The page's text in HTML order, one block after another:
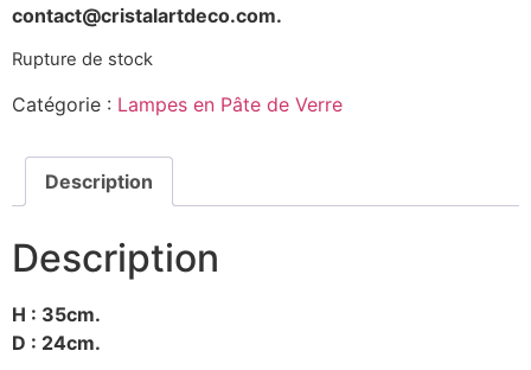
contact@cristalartdeco.com.
Rupture de stock
Catégorie : Lampes en Pâte de Verre
Description
Description
H : 35cm.
D : 24cm.